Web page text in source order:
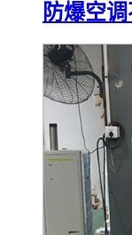
防爆空